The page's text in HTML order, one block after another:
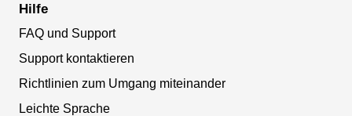
Hilfe
FAQ und Support
Support kontaktieren
Richtlinien zum Umgang miteinander
Leichte Sprache